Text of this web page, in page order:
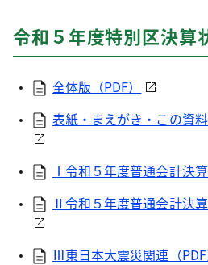
令和５年度特別区決算
全体版（PDF）
表紙・まえがき・この資
Ⅰ令和５年度普通会計決算
Ⅱ令和５年度普通会計決算
Ⅲ東日本大震災関連（PDF